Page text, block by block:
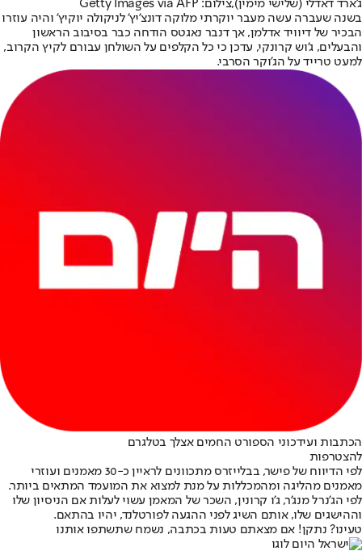
ג'ארד דאדלי (שלישי מימין),צילום: Getty Images via AFP
בשנה שעברה עשה מעבר יוקרתי מלוקה דונצ'יץ' לניקולה יוקיץ' והיה עוזרו
הבכיר של דיוויד אדלמן, אך דנבר נאגטס הודחה כבר בסיבוב הראשון
והבעלים, ג'וש קרונקי, עדכן כי כל הקלפים על השולחן עבורם לקיץ הקרוב,
למעט טרייד על הג'וקר הסרבי.
הכתבות ועידכוני הספורט החמים אצלך בטלגרם
להצטרפות
לפי הדיווח של פישר, בבלייזרס מתכוונים לראיין כ-30 מאמנים ועוזרי
מאמנים מהליגה ומהמכללות על מנת למצוא את המועמד המתאים ביותר.
לפי הג'נרל מנג'ר, ג'ו קרונין, השכר של המאמן עשוי לעלות אם הניסיון שלו
וההישגים שלו, אותם השיג לפני ההגעה לפורטלנד, יהיו בהתאם.
טעינו? נתקן! אם מצאתם טעות בכתבה, נשמח שתשתפו אותנו